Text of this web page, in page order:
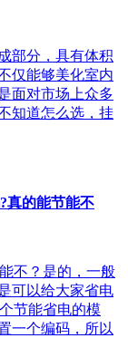
部分，具有体积
仅能够美化室内
面对市场上众多
知道怎么选，挂
真的能节能不
不？是的，一般
可以给大家省电
节能省电的模
一个编码，所以